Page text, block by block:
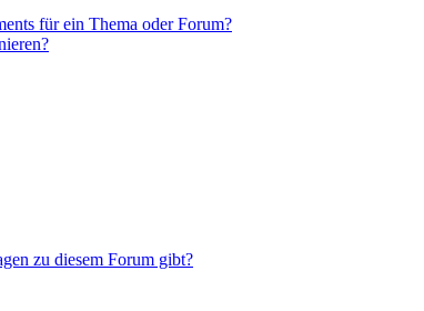
für ein Thema oder Forum?
zu diesem Forum gibt?